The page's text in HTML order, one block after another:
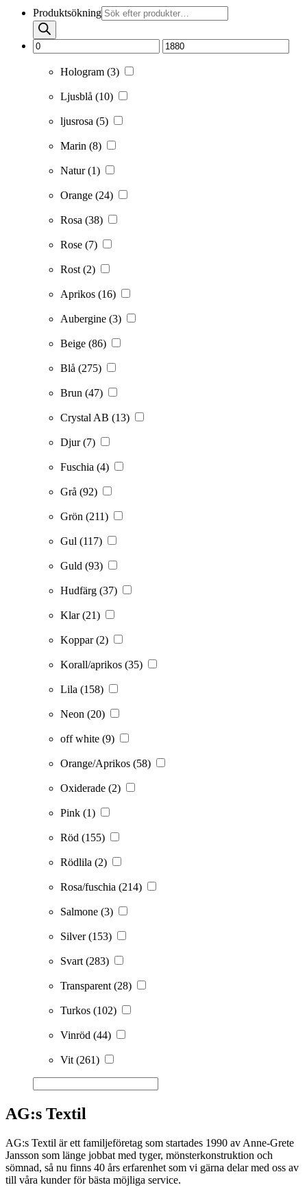
Produktsökning
Hologram (3)
Ljusblå (10)
ljusrosa (5)
Marin (8)
Natur(1)
Orange (24)
Rosa (38)
Rose (7)
Rost (2)
Aprikos (16)
Aubergine (3)
Beige (86)
Blå (275)
Brun (47)
Crystal AB (13)
Djur(7)
Fuschia (4)
Grå (92)
Grön (211)
Gul (117)
Guld (93)
Hudfärg (37)
Klar(21)
Koppar(2)
Korall/aprikos (35)
Lila (158)
Neon (20)
off white (9)
Orange/Aprikos (58)
Oxiderade (2)
Pink (1)
Röd (155)
Rödlila (2)
Rosa/fuschia (214)
Salmone (3)
Silver(153)
Svart (283)
Transparent (28)
Turkos (102)
Vinröd (44)
Vit (261)
AG:s Textil
AG:s Textil är ett familjeföretag som startades 1990 av Anne-Grete
Jansson som länge jobbat med tyger, mönsterkonstruktion och
sömnad, så nu finns 40 års erfarenhet som vi gärna delar med oss av
till våra kunder för bästa möjliga service.